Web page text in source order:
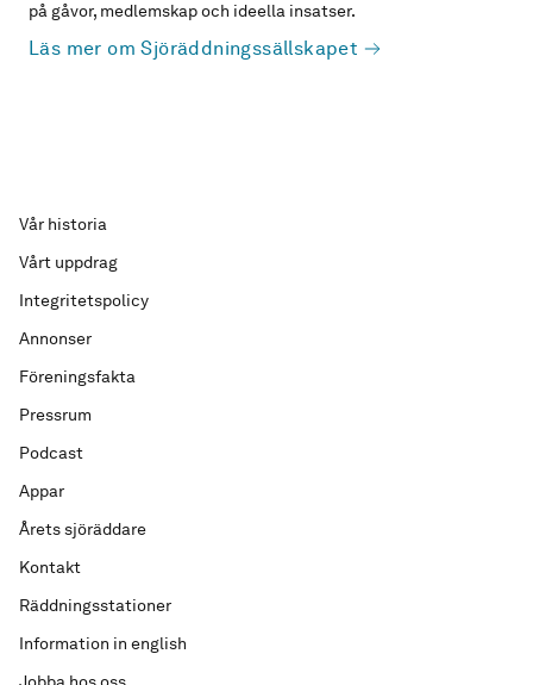
på gåvor, medlemskap och ideella insatser.
Läs mer om Sjöräddningssällskapet
Vår historia
Vårt uppdrag
Integritetspolicy
Annonser
Föreningsfakta
Pressrum
Podcast
Appar
Årets sjöräddare
Kontakt
Räddningsstationer
Information in english